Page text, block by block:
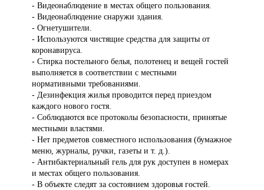
- Видеонаблюдение в местах общего пользования.
- Видеонаблюдение снаружи здания.
- Огнетушители.
- Используются чистящие средства для защиты от
коронавируса.
- Стирка постельного белья, полотенец и вещей гостей
выполняется в соответствии с местными
нормативными требованиями.
- Дезинфекция жилья проводится перед приездом
каждого нового гостя.
- Соблюдаются все протоколы безопасности, принятые
местными властями.
- Нет предметов совместного использования (бумажное
меню, журналы, ручки, газеты и т. д.).
- Антибактериальный гель для рук доступен в номерах
и местах общего пользования.
- В объекте следят за состоянием здоровья гостей.